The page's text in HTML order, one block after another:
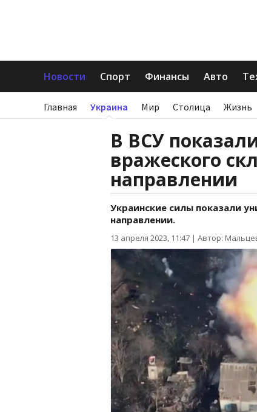
Новости Спорт Финансы Авто
Главная Украина Мир Столица Жизнь
В ВСУ
вражеского
направлении
Украинские силы показали
направлении.
13 апреля 2023, 11:47 | Автор: